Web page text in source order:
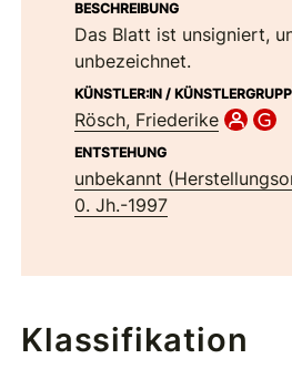
BESCHREIBUNG
Das Blatt ist unsigniert,
unbezeichnet.
KÜNSTLER:IN /
Rösch, Friederike
ENTSTEHUNG
unbekannt
0. Jh.-1997
Klassifikation